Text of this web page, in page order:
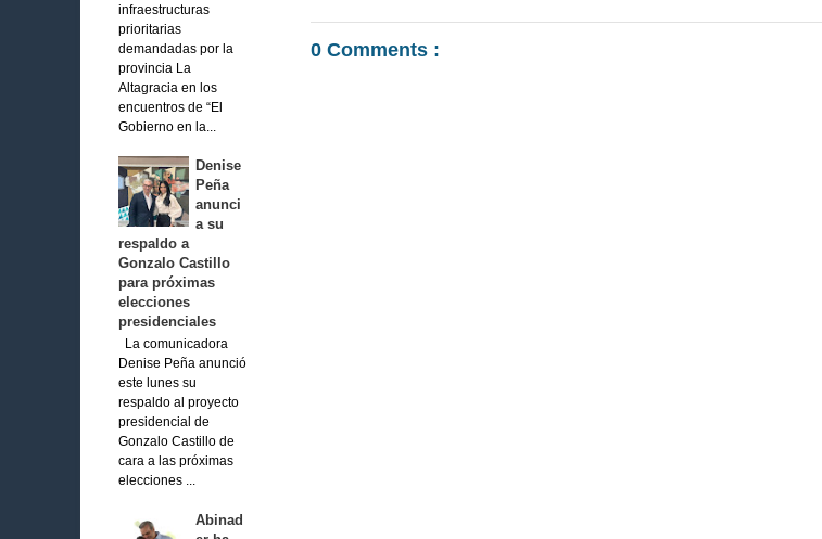
infraestructuras
prioritarias
demandadas por la
provincia La
Altagracia en los
encuentros de “El
Gobierno en la...
Denise
Peña
anunci
a su
respaldo a
Gonzalo Castillo
para próximas
elecciones
presidenciales
La comunicadora
Denise Peña anunció
este lunes su
respaldo al proyecto
presidencial de
Gonzalo Castillo de
cara a las próximas
elecciones ...
Abinad
0 Comments :